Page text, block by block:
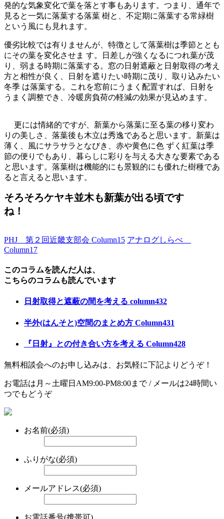
発的な気象変化で葉を落とす事もあります。つまり、通年で
見ると一気に落葉する落葉 樹と、不定期に落葉する常緑樹
という風にも見れます。
優劣比較では有りませんが、特徴として落葉樹は季節ととも
にその葉を変化させま す。日差しが強くなるにつれ葉が茂
り、弱まる時期に落葉する。窓の日射遮蔽と日射取得の考え
方と相性が良く、日射を遮りたい時期に茂り、取り込みたい
冬季 は落葉する。これを窓前にうまく配置すれば、日射を
うまく調整でき、冷暖房負荷の軽減の効果が見込めます。
更には情緒的ですが、新葉から落葉に至る葉の移り変わ
りの美しさ、落葉後も木立は秀逸であると思います。新葉は
薄く、風にサラサラとなびき、赤や黄色に色 ずく紅葉は季
節の便りでもあり、暮らしに彩りを与える大きな要素である
と思います。落葉樹は機能的にも景観的にも優れた樹種であ
ると言えると思います。
そろそろケヤキ並木も新葉が出る頃です
ね！
PHJ 第２回近畿支部会 Column15 アナログしらべ
Column17
このコラムを読んだ人は、
こちらのコラムも読んでいます
日射取得と遮蔽の間を考える column432
半外(はんそと)空間のまとめ方 Column431
『日射』との付き合い方を考える Column428
無料相談会へのお申し込みは、お気軽に下記よりどうぞ！
お電話は月～土曜日AM9:00-PM8:00まで / メールは24時間い
つでもどうぞ
お名前(必須)
ふりがな(必須)
メールアドレス(必須)
お電話番号(携帯可)